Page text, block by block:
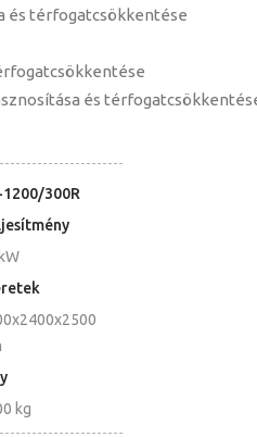
és térfogatcsökkentése
és
1200/300R
kg